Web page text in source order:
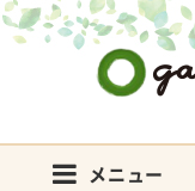
メニュー